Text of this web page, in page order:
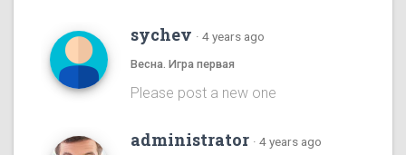
sychev · 4 years ago
Весна. Игра первая
Please post a new one
administrator · 4 years ago